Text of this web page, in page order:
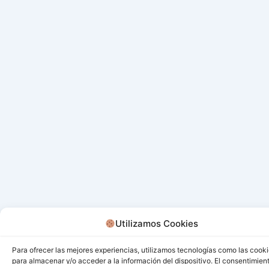
Utilizamos Cookies
Para ofrecer las mejores experiencias, utilizamos tecnologías como las
para almacenar y/o acceder a la información del dispositivo. El